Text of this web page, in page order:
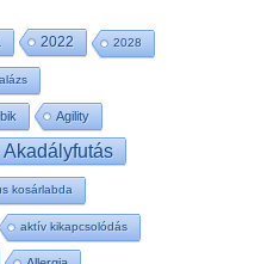
2022 2028
Agility
Akadályfutás
kosárlabda
aktív kikapcsolódás